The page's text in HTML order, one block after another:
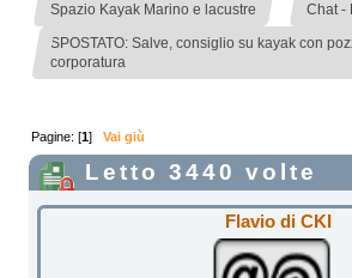
Spazio Kayak Marino e lacustre Chat -
SPOSTATO: Salve, consiglio su kayak con
corporatura
Pagine: [1]Vai giù
Letto 3440 volte
Flavio di CKI